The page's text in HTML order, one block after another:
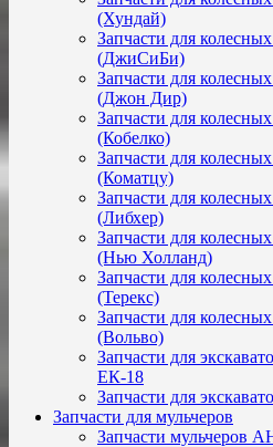
(Хундай)
Запчасти для
(ДжиСиБи)
Запчасти для
(Джон Дир)
Запчасти для
(Кобелко)
Запчасти для
(Коматцу)
Запчасти для
(Либхер)
Запчасти для
(Нью Холланд)
Запчасти для
(Терекс)
Запчасти для
(Вольво)
Запчасти для
ЕК-18
Запчасти для
Запчасти для мульчеров
Запчасти мульчеров